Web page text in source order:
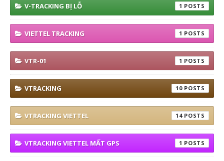
V-TRACKING BỊ LỖ 1
VIETTEL TRACKING 1
VTR-01 1
VTRACKING 10
VTRACKING VIETTEL 14
VTRACKING VIETTEL MẤT GPS 1